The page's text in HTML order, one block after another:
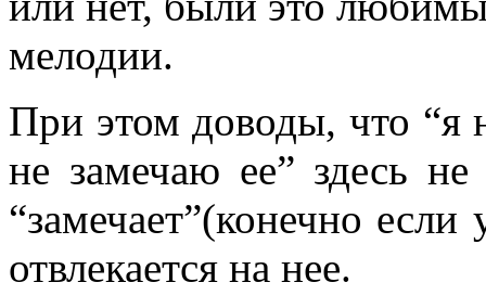
мелодии.
При этом доводы, что “я
не замечаю ее” здесь
“замечает”(конечно
отвлекается на нее.